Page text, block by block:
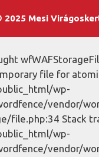
2025 Mesi
file for
wp-
vendor/
file.php:34 Stack
wp-
vendor/